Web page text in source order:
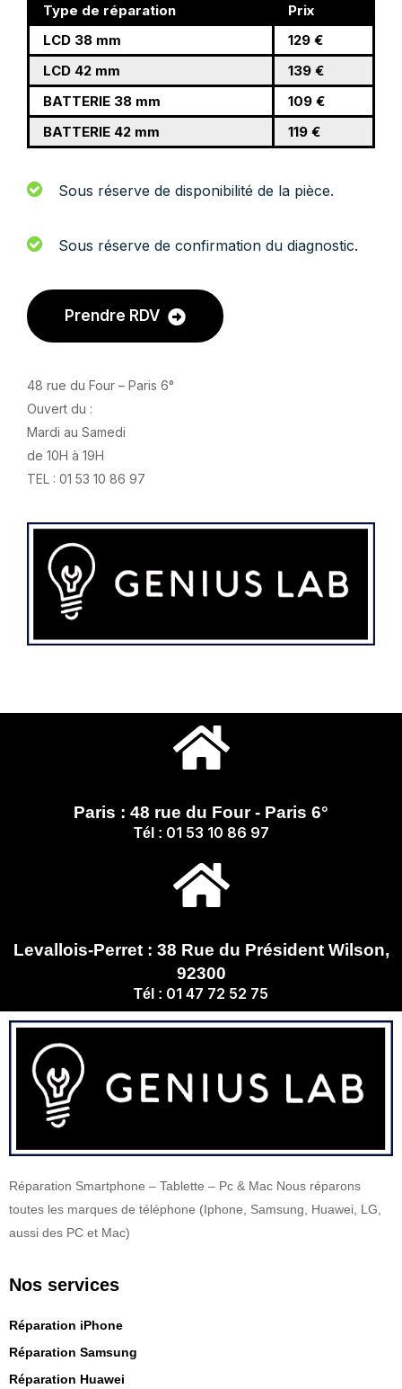
Type de réparation
Prix
LCD 38 mm
129 €
LCD 42 mm
139 €
BATTERIE 38 mm
109 €
BATTERIE 42 mm
119 €
Sous réserve de disponibilité de la pièce.
Sous réserve de confirmation du diagnostic.
Prendre RDV
48 rue du Four – Paris 6°
Ouvert du :
Mardi au Samedi
de 10H à 19H
TEL : 01 53 10 86 97
Paris : 48 rue du Four - Paris 6°
Tél : 01 53 10 86 97
Levallois-Perret : 38 Rue du Président Wilson,
92300
Tél : 01 47 72 52 75
Réparation Smartphone – Tablette – Pc & Mac Nous réparons
toutes les marques de téléphone (Iphone, Samsung, Huawei, LG,
aussi des PC et Mac)
Nos services
Réparation iPhone
Réparation Samsung
Réparation Huawei